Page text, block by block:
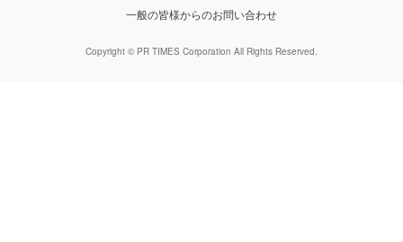
一般の皆様からのお問い合わせ
Copyright © PR TIMES Corporation All Rights Reserved.